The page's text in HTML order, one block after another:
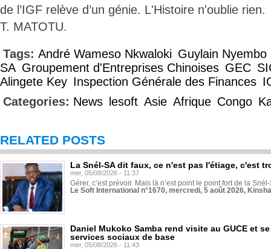
de l’IGF relève d’un génie. L'Histoire n'oublie rien.
T. MATOTU.
Tags: André Wameso Nkwaloki Guylain Nyembo
SA Groupement d'Entreprises Chinoises GEC
Alingete Key Inspection Générale des Finances
Categories: News lesoft Asie Afrique Congo
RELATED POSTS
La Snél-SA dit faux, ce n'est pas l'étiage, c'est
mer, 05/08/2026 - 11:37
Gérer, c’est prévoir. Mais là n’est point le point fort de la
Le Soft International n°1670, mercredi, 5 août 2026,
Daniel Mukoko Samba rend visite au GUCE et
services sociaux de base
mer, 05/08/2026 - 11:43